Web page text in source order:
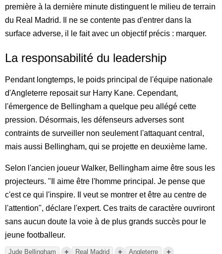
première à la dernière minute distinguent le milieu de terrain
du Real Madrid. Il ne se contente pas d'entrer dans la
surface adverse, il le fait avec un objectif précis : marquer.
La responsabilité du leadership
Pendant longtemps, le poids principal de l'équipe nationale
d'Angleterre reposait sur Harry Kane. Cependant,
l'émergence de Bellingham a quelque peu allégé cette
pression. Désormais, les défenseurs adverses sont
contraints de surveiller non seulement l'attaquant central,
mais aussi Bellingham, qui se projette en deuxième lame.
Selon l'ancien joueur Walker, Bellingham aime être sous les
projecteurs. "Il aime être l'homme principal. Je pense que
c'est ce qui l'inspire. Il veut se montrer et être au centre de
l'attention", déclare l'expert. Ces traits de caractère ouvriront
sans aucun doute la voie à de plus grands succès pour le
jeune footballeur.
Jude Bellingham + Real Madrid + Angleterre +